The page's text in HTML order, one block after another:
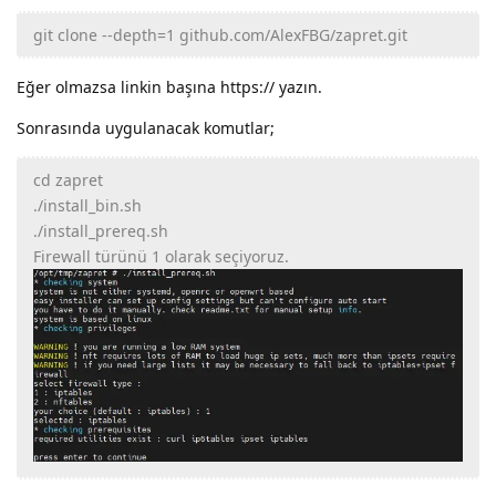
git clone --depth=1 github.com/AlexFBG/zapret.git
Eğer olmazsa linkin başına https:// yazın.
Sonrasında uygulanacak komutlar;
cd zapret
./install_bin.sh
./install_prereq.sh
Firewall türünü 1 olarak seçiyoruz.